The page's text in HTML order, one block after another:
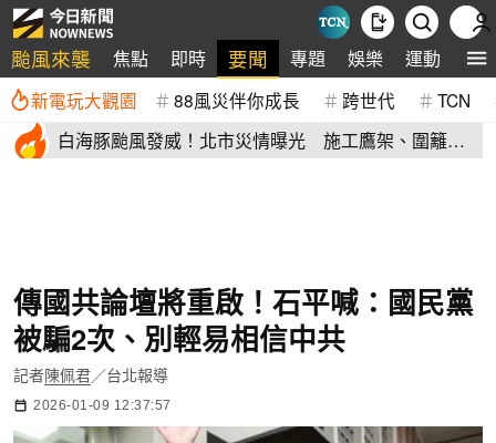
颱風來襲 焦點 即時 要聞 專題 娛樂 運動 全
新電玩大觀園 88風災伴你成長 跨世代 TCN
白海豚颱風發威！北市災情曝光 施工鷹架、圍籬倒
傳國共論壇將重啟！石平喊：國民黨
被騙2次、別輕易相信中共
記者陳佩君／台北報導
2026-01-09 12:37:57